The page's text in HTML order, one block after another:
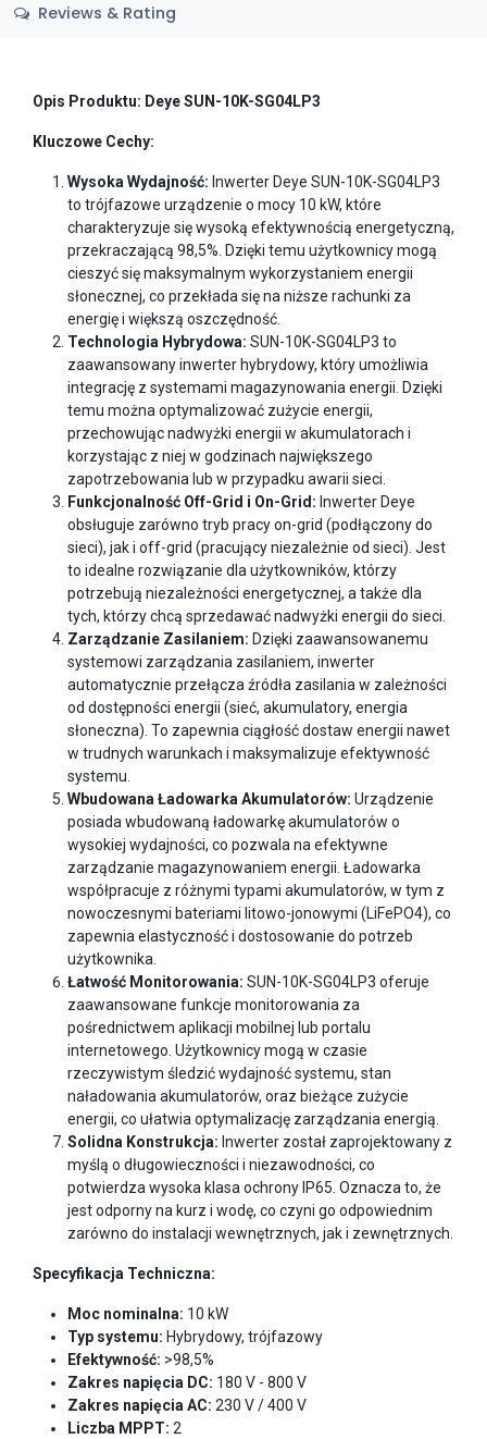
Reviews & Rating
Opis Produktu: Deye SUN-10K-SG04LP3
Kluczowe Cechy:
Wysoka Wydajność: Inwerter Deye SUN-10K-SG04LP3
to trójfazowe urządzenie o mocy 10 kW, które
charakteryzuje się wysoką efektywnością energetyczną,
przekraczającą 98,5%. Dzięki temu użytkownicy mogą
cieszyć się maksymalnym wykorzystaniem energii
słonecznej, co przekłada się na niższe rachunki za
energię i większą oszczędność.
Technologia Hybrydowa: SUN-10K-SG04LP3 to
zaawansowany inwerter hybrydowy, który umożliwia
integrację z systemami magazynowania energii. Dzięki
temu można optymalizować zużycie energii,
przechowując nadwyżki energii w akumulatorach i
korzystając z niej w godzinach największego
zapotrzebowania lub w przypadku awarii sieci.
Funkcjonalność Off-Grid i On-Grid: Inwerter Deye
obsługuje zarówno tryb pracy on-grid (podłączony do
sieci), jak i off-grid (pracujący niezależnie od sieci). Jest
to idealne rozwiązanie dla użytkowników, którzy
potrzebują niezależności energetycznej, a także dla
tych, którzy chcą sprzedawać nadwyżki energii do sieci.
Zarządzanie Zasilaniem: Dzięki zaawansowanemu
systemowi zarządzania zasilaniem, inwerter
automatycznie przełącza źródła zasilania w zależności
od dostępności energii (sieć, akumulatory, energia
słoneczna). To zapewnia ciągłość dostaw energii nawet
w trudnych warunkach i maksymalizuje efektywność
systemu.
Wbudowana Ładowarka Akumulatorów: Urządzenie
posiada wbudowaną ładowarkę akumulatorów o
wysokiej wydajności, co pozwala na efektywne
zarządzanie magazynowaniem energii. Ładowarka
współpracuje z różnymi typami akumulatorów, w tym z
nowoczesnymi bateriami litowo-jonowymi (LiFePO4), co
zapewnia elastyczność i dostosowanie do potrzeb
użytkownika.
Łatwość Monitorowania: SUN-10K-SG04LP3 oferuje
zaawansowane funkcje monitorowania za
pośrednictwem aplikacji mobilnej lub portalu
internetowego. Użytkownicy mogą w czasie
rzeczywistym śledzić wydajność systemu, stan
naładowania akumulatorów, oraz bieżące zużycie
energii, co ułatwia optymalizację zarządzania energią.
Solidna Konstrukcja: Inwerter został zaprojektowany z
myślą o długowieczności i niezawodności, co
potwierdza wysoka klasa ochrony IP65. Oznacza to, że
jest odporny na kurz i wodę, co czyni go odpowiednim
zarówno do instalacji wewnętrznych, jak i zewnętrznych.
Specyfikacja Techniczna:
Moc nominalna: 10 kW
Typ systemu: Hybrydowy, trójfazowy
Efektywność: >98,5%
Zakres napięcia DC: 180 V - 800 V
Zakres napięcia AC: 230 V / 400 V
Liczba MPPT: 2